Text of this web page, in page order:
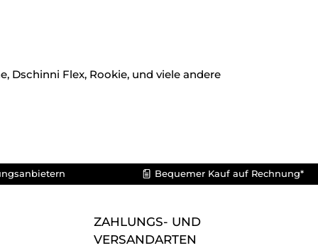
Dschinni Flex, Rookie, und viele andere
Bequemer Kauf auf Rechnung*
ZAHLUNGS- UND
VERSANDARTEN